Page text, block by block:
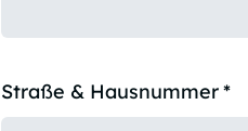
Straße & Hausnummer*